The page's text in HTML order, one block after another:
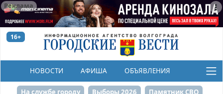
Реклама
16+
НОВОСТИ АФИША ОБЪЯВЛЕНИЯ
КОНКУРСЫ
На службе городу Выборы 2026 Памятник СВО